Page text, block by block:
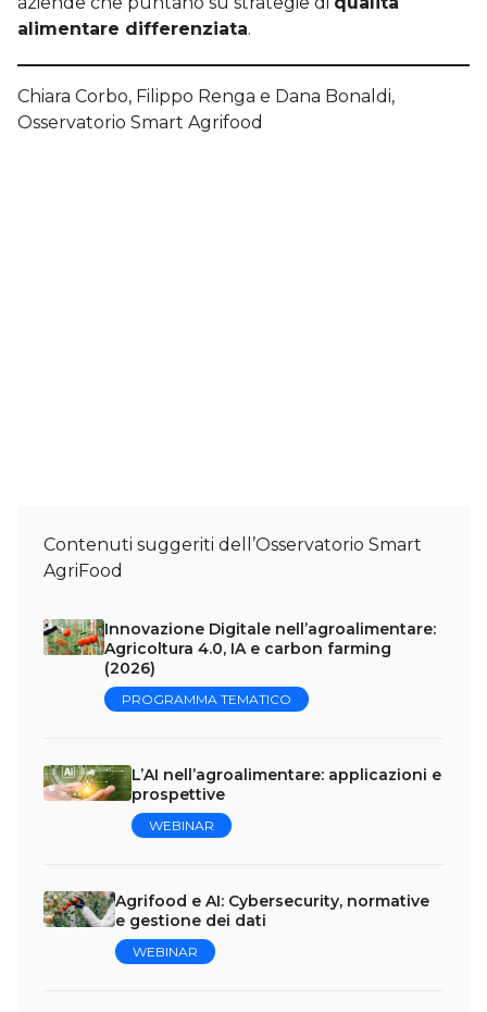
alimentare differenziata.
Chiara Corbo, Filippo Renga e Dana Bonaldi,
Osservatorio Smart Agrifood
Contenuti suggeriti dell’Osservatorio Smart
AgriFood
Innovazione Digitale nell’agroalimentare:
Agricoltura 4.0, IA e carbon farming
(2026)
PROGRAMMA TEMATICO
L’AI nell’agroalimentare: applicazioni e
prospettive
WEBINAR
Agrifood e AI: Cybersecurity, normative
e gestione dei dati
WEBINAR